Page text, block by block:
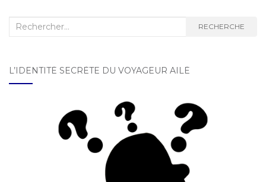
ARTICLES
Recherche : RECHERCHE
L’IDENTITÉ SECRÈTE DU VOYAGEUR AILÉ